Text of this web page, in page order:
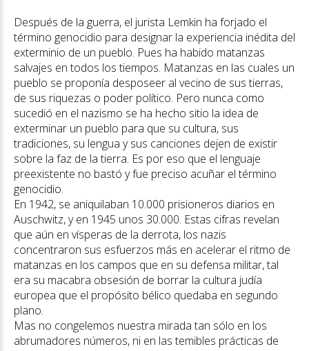
Después de la guerra, el jurista Lemkin ha forjado el
término genocidio para designar la experiencia inédita del
exterminio de un pueblo. Pues ha habido matanzas
salvajes en todos los tiempos. Matanzas en las cuales un
pueblo se proponía desposeer al vecino de sus tierras,
de sus riquezas o poder político. Pero nunca como
sucedió en el nazismo se ha hecho sitio la idea de
exterminar un pueblo para que su cultura, sus
tradiciones, su lengua y sus canciones dejen de existir
sobre la faz de la tierra. Es por eso que el lenguaje
preexistente no bastó y fue preciso acuñar el término
genocidio.
En 1942, se aniquilaban 10.000 prisioneros diarios en
Auschwitz, y en 1945 unos 30.000. Estas cifras revelan
que aún en vísperas de la derrota, los nazis
concentraron sus esfuerzos más en acelerar el ritmo de
matanzas en los campos que en su defensa militar, tal
era su macabra obsesión de borrar la cultura judía
europea que el propósito bélico quedaba en segundo
plano.
Mas no congelemos nuestra mirada tan sólo en los
abrumadores números, ni en las temibles prácticas de